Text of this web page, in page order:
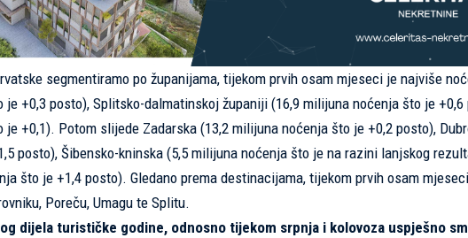
segmentiramo po županijama, tijekom prvih osam mjeseci je najviše
je +0,3 posto), Splitsko-dalmatinskoj županiji (16,9 milijuna noćenja što je
+0,1). Potom slijede Zadarska (13,2 milijuna noćenja što je +0,2 posto),
posto), Šibensko-kninska (5,5 milijuna noćenja što je na razini lanjskog
što je +1,4 posto). Gledano prema destinacijama, tijekom prvih osam
Poreču, Umagu te Splitu.
dijela turističke godine, odnosno tijekom srpnja i kolovoza uspješno